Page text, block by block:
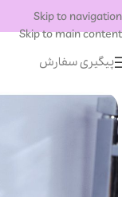
Skip to navigation
Skip to main content
پیگیری سفارش